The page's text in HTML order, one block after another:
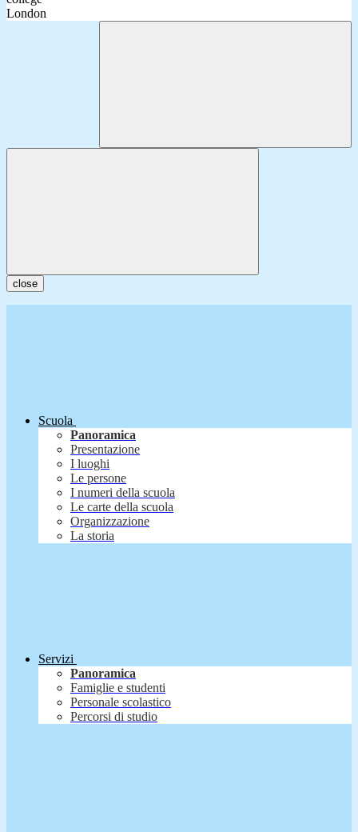
close
Scuola
Panoramica
Presentazione
I luoghi
Le persone
I numeri della scuola
Le carte della scuola
Organizzazione
La storia
Servizi
Panoramica
Famiglie e studenti
Personale scolastico
Percorsi di studio